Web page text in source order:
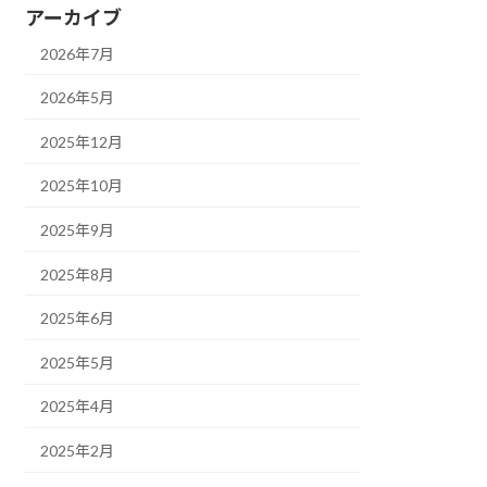
アーカイブ
2026年7月
2026年5月
2025年12月
2025年10月
2025年9月
2025年8月
2025年6月
2025年5月
2025年4月
2025年2月